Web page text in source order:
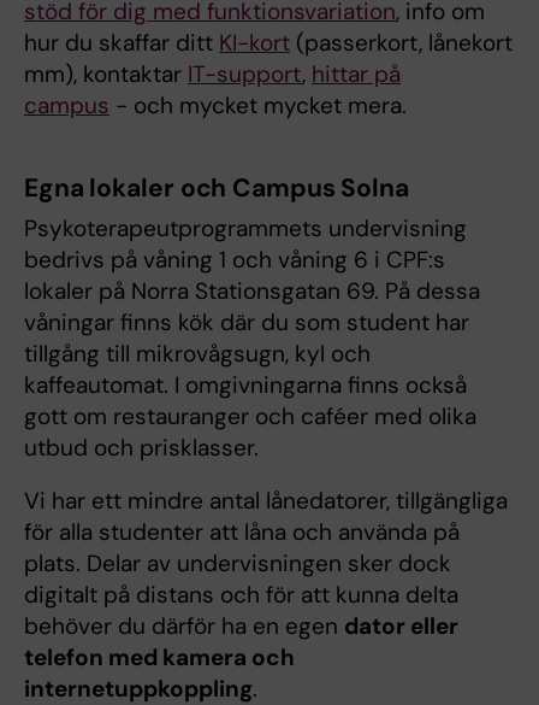
stöd för dig med funktionsvariation, info om
hur du skaffar ditt KI-kort (passerkort, lånekort
mm), kontaktar IT-support, hittar på
campus - och mycket mycket mera.
Egna lokaler och Campus Solna
Psykoterapeutprogrammets undervisning
bedrivs på våning 1 och våning 6 i CPF:s
lokaler på Norra Stationsgatan 69. På dessa
våningar finns kök där du som student har
tillgång till mikrovågsugn, kyl och
kaffeautomat. I omgivningarna finns också
gott om restauranger och caféer med olika
utbud och prisklasser.
Vi har ett mindre antal lånedatorer, tillgängliga
för alla studenter att låna och använda på
plats. Delar av undervisningen sker dock
digitalt på distans och för att kunna delta
behöver du därför ha en egen dator eller
telefon med kamera och
internetuppkoppling.